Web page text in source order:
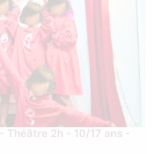
2h - 10/17 ans -